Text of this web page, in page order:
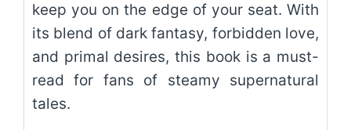
keep you on the edge of your seat. With
its blend of dark fantasy, forbidden love,
and primal desires, this book is a must-
read for fans of steamy supernatural
tales.